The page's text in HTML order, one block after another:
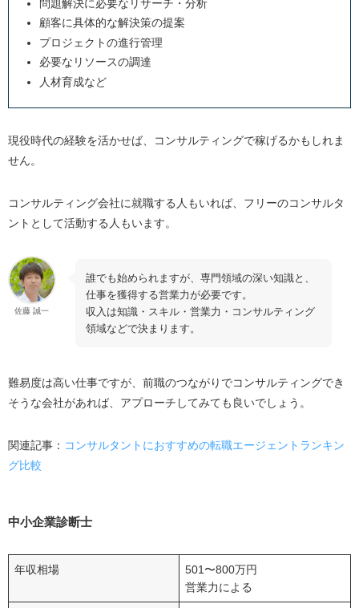
問題解決に必要なリサーチ・分析
顧客に具体的な解決策の提案
プロジェクトの進行管理
必要なリソースの調達
人材育成など
現役時代の経験を活かせば、コンサルティングで稼げるかもしれま
せん。
コンサルティング会社に就職する人もいれば、フリーのコンサルタ
ントとして活動する人もいます。
佐藤 誠一
誰でも始められますが、専門領域の深い知識と、
仕事を獲得する営業力が必要です。
収入は知識・スキル・営業力・コンサルティング
領域などで決まります。
難易度は高い仕事ですが、前職のつながりでコンサルティングでき
そうな会社があれば、アプローチしてみても良いでしょう。
関連記事： コンサルタントにおすすめの転職エージェントランキン
グ比較
中小企業診断士
年収相場
501〜800万円
営業力による